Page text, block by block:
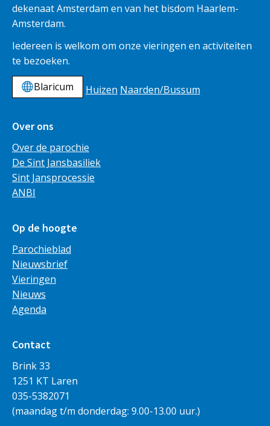
dekenaat Amsterdam en van het bisdom Haarlem-
Amsterdam.
Iedereen is welkom om onze vieringen en activiteiten
te bezoeken.
Blaricum
Huizen Naarden/Bussum
Over ons
Over de parochie
De Sint Jansbasiliek
Sint Jansprocessie
ANBI
Op de hoogte
Parochieblad
Nieuwsbrief
Vieringen
Nieuws
Agenda
Contact
Brink 33
1251 KT Laren
035-5382071
(maandag t/m donderdag: 9.00-13.00 uur.)